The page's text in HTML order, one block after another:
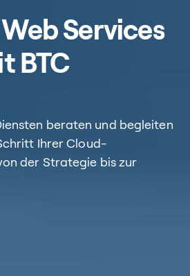
Services
BTC
beraten und begleiten
Ihrer Cloud-
der Strategie bis zur